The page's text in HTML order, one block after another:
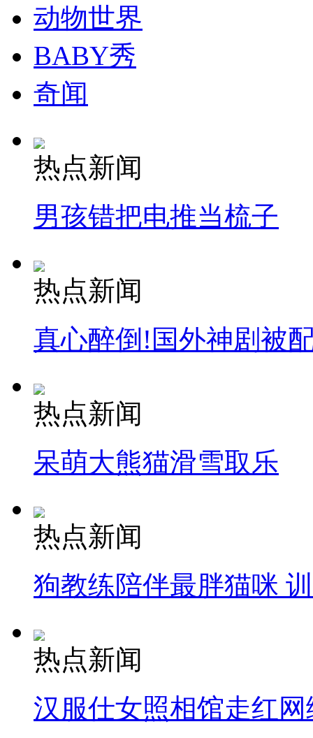
司机酒驾遇交警 急速倒车逃窜
动物世界
BABY秀
奇闻
热点新闻
男孩错把电推当梳子
热点新闻
真心醉倒!国外神剧被
热点新闻
呆萌大熊猫滑雪取乐
热点新闻
狗教练陪伴最胖猫咪
热点新闻
汉服仕女照相馆走红网